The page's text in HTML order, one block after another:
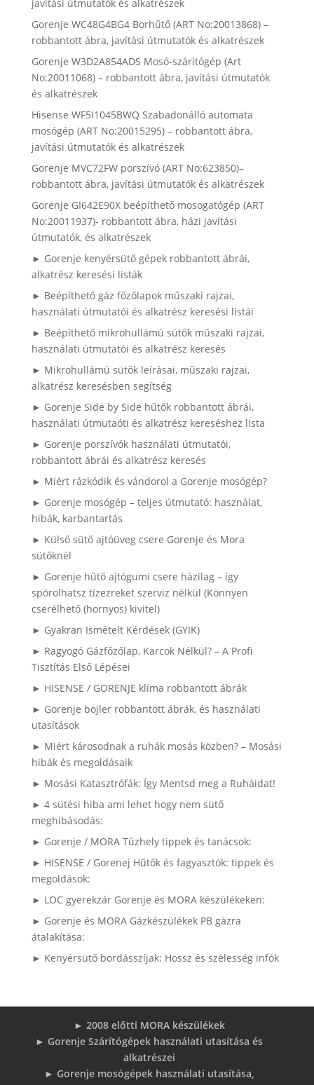
javítási útmutatók és alkatrészek
Gorenje WC48G4BG4 Borhűtő (ART No:20013868) –
robbantott ábra, javítási útmutatók és alkatrészek
Gorenje W3D2A854ADS Mosó-szárítógép (Art
No:20011068) – robbantott ábra, javítási útmutatók
és alkatrészek
Hisense WF5I1045BWQ Szabadonálló automata
mosógép (ART No:20015295) – robbantott ábra,
javítási útmutatók és alkatrészek
Gorenje MVC72FW porszívó (ART No:623850)–
robbantott ábra, javítási útmutatók és alkatrészek
Gorenje GI642E90X beépíthető mosogatógép (ART
No:20011937)- robbantott ábra, házi javítási
útmutatók, és alkatrészek
► Gorenje kenyérsütő gépek robbantott ábrái,
alkatrész keresési listák
► Beépíthető gáz főzőlapok műszaki rajzai,
használati útmutatói és alkatrész keresési listái
► Beépíthető mikrohullámú sütők műszaki rajzai,
használati útmutatói és alkatrész keresés
► Mikrohullámú sütők leírásai, műszaki rajzai,
alkatrész keresésben segítség
► Gorenje Side by Side hűtők robbantott ábrái,
használati útmutaóti és alkatrész kereséshez lista
► Gorenje porszívók használati útmutatói,
robbantott ábrái és alkatrész keresés
► Miért rázkódik és vándorol a Gorenje mosógép?
► Gorenje mosógép – teljes útmutató: használat,
hibák, karbantartás
► Külső sütő ajtóüveg csere Gorenje és Mora
sütőknél
► Gorenje hűtő ajtógumi csere házilag – így
spórolhatsz tízezreket szerviz nélkül (Könnyen
cserélhető (hornyos) kivitel)
► Gyakran Ismételt Kérdések (GYIK)
► Ragyogó Gázfőzőlap, Karcok Nélkül? – A Profi
Tisztítás Első Lépései
► HISENSE / GORENJE klíma robbantott ábrák
► Gorenje bojler robbantott ábrák, és használati
utasítások
► Miért károsodnak a ruhák mosás közben? – Mosási
hibák és megoldásaik
► Mosási Katasztrófák: Így Mentsd meg a Ruháidat!
► 4 sütési hiba ami lehet hogy nem sütő
meghibásodás:
► Gorenje / MORA Tűzhely tippek és tanácsok:
► HISENSE / Gorenej Hűtők és fagyasztók: tippek és
megoldások:
► LOC gyerekzár Gorenje és MORA készülékeken:
► Gorenje és MORA Gázkészülékek PB gázra
átalakítása:
► Kenyérsütő bordásszíjak: Hossz és szélesség infók
► 2008 előtti MORA készülékek
► Gorenje Szárítógépek használati utasítása és
alkatrészei
► Gorenje mosógépek használati utasítása,